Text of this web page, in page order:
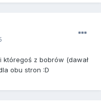
któregoś z bobrów (dawał
obu stron :D